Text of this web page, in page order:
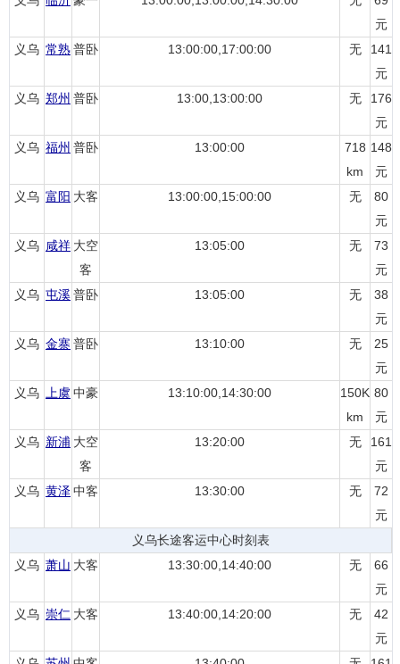
元
义乌 常熟普卧 13:00:00,17:00:00 无
141
元
义乌 郑州 普卧 13:00,13:00:00 无
176
元
义乌 福州 普卧 13:00:00
718
km
148
元
义乌 富阳 大客 13:00:00,15:00:00 无
80
元
义乌 咸祥 大空
客
13:05:00 无
73
元
义乌 屯溪普卧 13:05:00 无
38
元
义乌 金寨 普卧 13:10:00 无
25
元
义乌
上虞 中豪 13:10:00,14:30:00
150K
km
80
元
义乌 新浦 大空
客
13:20:00 无
161
元
义乌 黄泽中客 13:30:00 无
72
元
义乌长途客运中心时刻表
义乌 萧山 大客 13:30:00,14:40:00 无
66
元
义乌 崇仁 大客 13:40:00,14:20:00 无
42
元